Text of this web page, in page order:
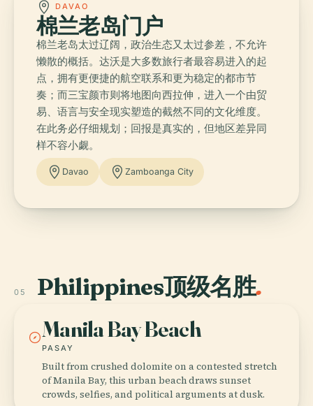
DAVAO
棉兰老岛门户
棉兰老岛太过辽阔，政治生态又太过参差，不允许
懒散的概括。达沃是大多数旅行者最容易进入的起
点，拥有更便捷的航空联系和更为稳定的都市节
奏；而三宝颜市则将地图向西拉伸，进入一个由贸
易、语言与安全现实塑造的截然不同的文化维度。
在此务必仔细规划；回报是真实的，但地区差异同
样不容小觑。
Davao Zamboanga City
05 Philippines顶级名胜.
Manila Bay Beach
PASAY
Built from crushed dolomite on a contested stretch
of Manila Bay, this urban beach draws sunset
crowds, selfies, and political arguments at dusk.